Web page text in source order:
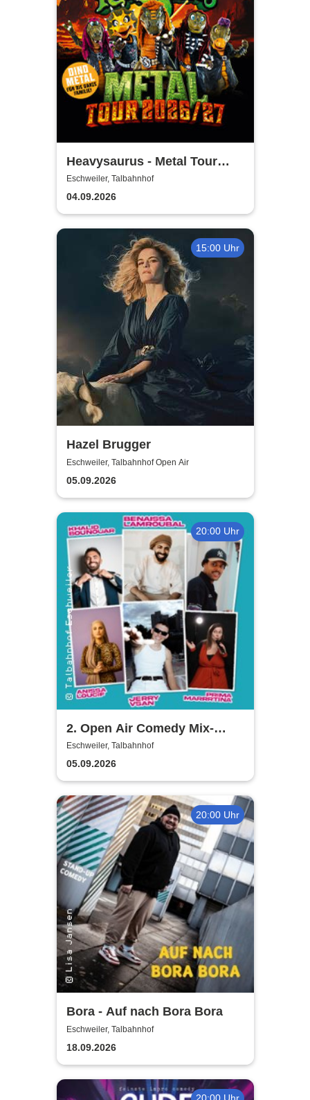
Heavysaurus - Metal Tour
2026/27
Eschweiler, Talbahnhof
04.09.2026
15:00 Uhr
Hazel Brugger
Eschweiler, Talbahnhof Open Air
05.09.2026
20:00 Uhr
2. Open Air Comedy Mix-
Show - Khalid Bounouar,
Benaissa Lamroubal, Abeku
u. a.
Eschweiler, Talbahnhof
05.09.2026
20:00 Uhr
Bora - Auf nach Bora Bora
Eschweiler, Talbahnhof
18.09.2026